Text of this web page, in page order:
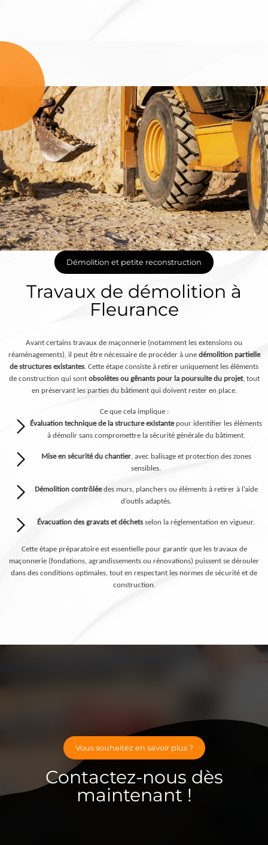
Démolition et petite reconstruction
Travaux de démolition à
Fleurance
Avant certains travaux de maçonnerie (notamment les extensions ou
réaménagements), il peut être nécessaire de procéder à une démolition partielle
de structures existantes . Cette étape consiste à retirer uniquement les éléments
de construction qui sont obsolètes ou gênants pour la poursuite du projet, tout
en préservant les parties du bâtiment qui doivent rester en place.
Ce que cela implique :
Évaluation technique de la structure existantepour identifier les éléments
à démolir sans compromettre la sécurité générale du bâtiment.
Mise en sécurité du chantier, avec balisage et protection des zones
sensibles.
Démolition contrôléedes murs, planchers ou éléments à retirer à l’aide
d’outils adaptés.
Évacuation des gravats et déchets selon la réglementation en vigueur.
Cette étape préparatoire est essentielle pour garantir que les travaux de
maçonnerie (fondations, agrandissements ou rénovations) puissent se dérouler
dans des conditions optimales, tout en respectant les normes de sécurité et de
construction.
Vous souhaitez en savoir plus ?
Contactez-nous dès
maintenant !